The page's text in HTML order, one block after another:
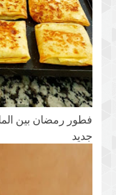
فطور رمضان بين
جديد